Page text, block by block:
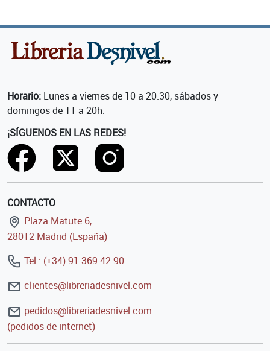
Horario: Lunes a viernes de 10 a 20:30, sábados y
domingos de 11 a 20h.
¡SÍGUENOS EN LAS REDES!
CONTACTO
Plaza Matute 6,
28012 Madrid (España)
Tel.: (+34) 91 369 42 90
clientes@libreriadesnivel.com
pedidos@libreriadesnivel.com
(pedidos de internet)